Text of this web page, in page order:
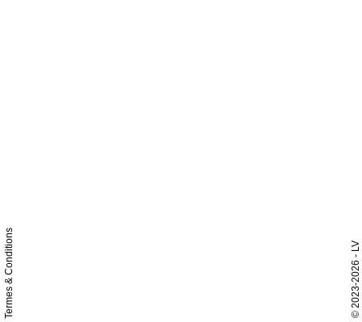
Termes & Conditions ©
2023-2026
- LV